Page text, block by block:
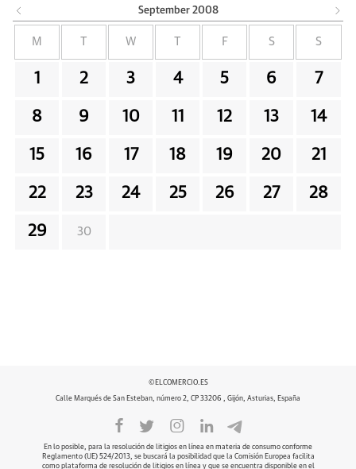
September 2008
M W F S S
1 2 3 4 5 6 7
8 9 10 11 12 13 14
15 16 17 18 19 20 21
22 23 24 25 26 27 28
29 30
©ELCOMERCIO.ES
Calle Marqués de San Esteban, número 2, CP 33206 , Gijón, Asturias, España
En lo posible, para la resolución de litigios en línea en materia de consumo conforme
Reglamento (UE) 524/2013, se buscará la posibilidad que la Comisión Europea facilita
como plataforma de resolución de litigios en línea y que se encuentra disponible en el